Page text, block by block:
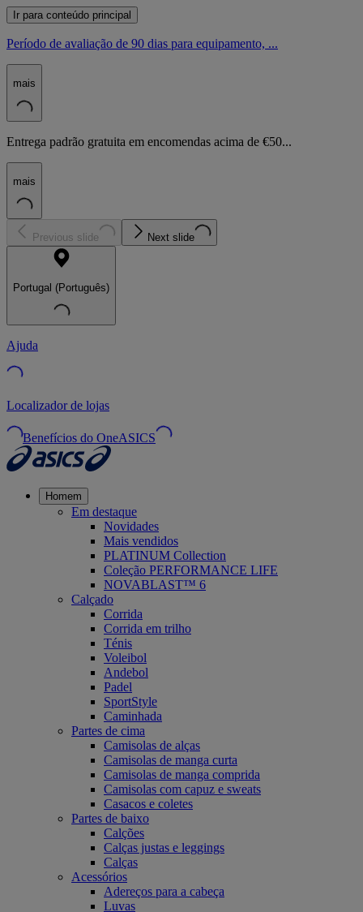
Ir para conteúdo principal
Período de avaliação de 90 dias para equipamento, ...
mais
Entrega padrão gratuita em encomendas acima de €50...
mais
Previous slide Next slide
Portugal (Português)
Ajuda
Localizador de lojas
Benefícios do OneASICS
Homem
Em destaque
Novidades
Mais vendidos
PLATINUM Collection
Coleção PERFORMANCE LIFE
NOVABLAST™ 6
Calçado
Corrida
Corrida em trilho
Ténis
Voleibol
Andebol
Padel
SportStyle
Caminhada
Partes de cima
Camisolas de alças
Camisolas de manga curta
Camisolas de manga comprida
Camisolas com capuz e sweats
Casacos e coletes
Partes de baixo
Calções
Calças justas e leggings
Calças
Acessórios
Adereços para a cabeça
Luvas